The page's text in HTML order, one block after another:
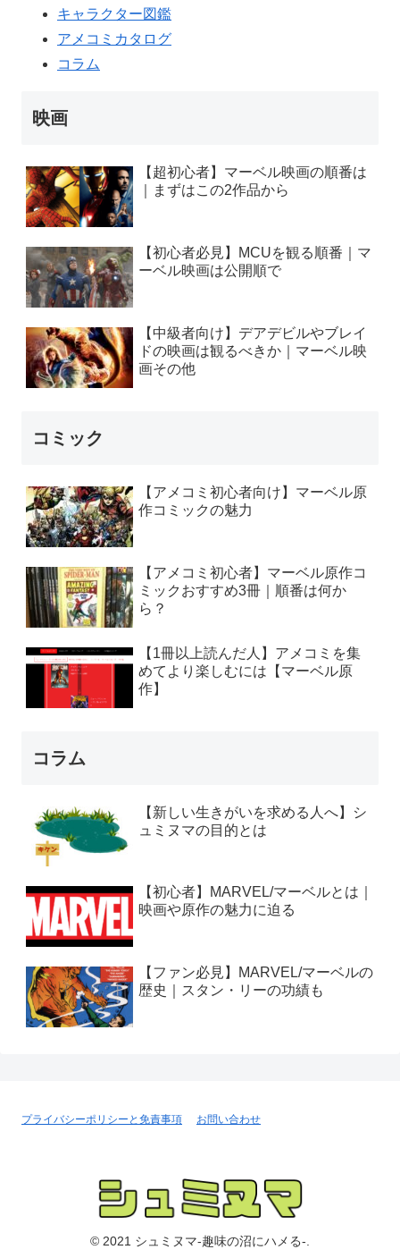
キャラクター図鑑
アメコミカタログ
コラム
映画
【超初心者】マーベル映画の順番は
｜まずはこの2作品から
【初心者必見】MCUを観る順番｜マ
ーベル映画は公開順で
【中級者向け】デアデビルやブレイ
ドの映画は観るべきか｜マーベル映
画その他
コミック
【アメコミ初心者向け】マーベル原
作コミックの魅力
【アメコミ初心者】マーベル原作コ
ミックおすすめ3冊｜順番は何か
ら？
【1冊以上読んだ人】アメコミを集
めてより楽しむには【マーベル原
作】
コラム
【新しい生きがいを求める人へ】シ
ュミヌマの目的とは
【初心者】MARVEL/マーベルとは｜
映画や原作の魅力に迫る
【ファン必見】MARVEL/マーベルの
歴史｜スタン・リーの功績も
プライバシーポリシーと免責事項 お問い合わせ
© 2021 シュミヌマ-趣味の沼にハメる-.